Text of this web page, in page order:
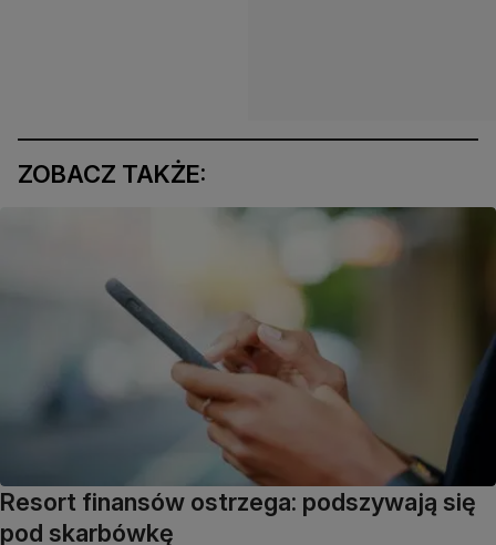
ZOBACZ TAKŻE:
Resort finansów ostrzega: podszywają się
pod skarbówkę